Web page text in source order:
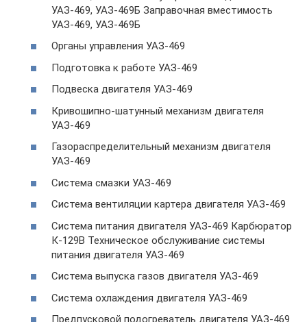
УАЗ-469, УАЗ-469Б Заправочная вместимость
УАЗ-469, УАЗ-469Б
Органы управления УАЗ-469
Подготовка к работе УАЗ-469
Подвеска двигателя УАЗ-469
Кривошипно-шатунный механизм двигателя
УАЗ-469
Газораспределительный механизм двигателя
УАЗ-469
Система смазки УАЗ-469
Система вентиляции картера двигателя УАЗ-469
Система питания двигателя УАЗ-469 Карбюратор
К-129В Техническое обслуживание системы
питания двигателя УАЗ-469
Система выпуска газов двигателя УАЗ-469
Система охлаждения двигателя УАЗ-469
Предпусковой подогреватель двигателя УАЗ-469